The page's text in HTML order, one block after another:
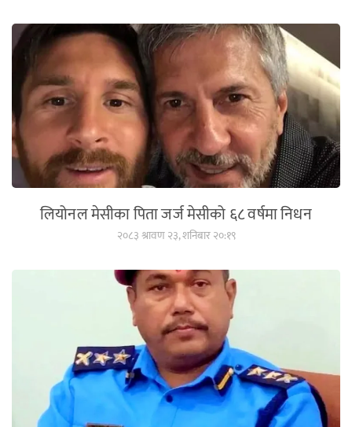
लियोनल मेसीका पिता जर्ज मेसीको ६८ वर्षमा निधन
२०८३ श्रावण २३, शनिबार २०:१९